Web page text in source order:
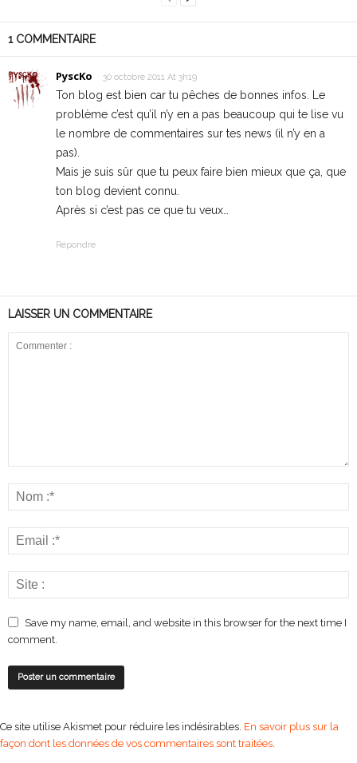
1 COMMENTAIRE
PyscKo 30 octobre 2011 At 3h19
Ton blog est bien car tu pêches de bonnes infos. Le
problème c’est qu’il n’y en a pas beaucoup qui te lise vu
le nombre de commentaires sur tes news (il n’y en a
pas).
Mais je suis sûr que tu peux faire bien mieux que ça, que
ton blog devient connu.
Après si c’est pas ce que tu veux…
Répondre
LAISSER UN COMMENTAIRE
Save my name, email, and website in this browser for the next time I
comment.
Ce site utilise Akismet pour réduire les indésirables. En savoir plus sur la
façon dont les données de vos commentaires sont traitées